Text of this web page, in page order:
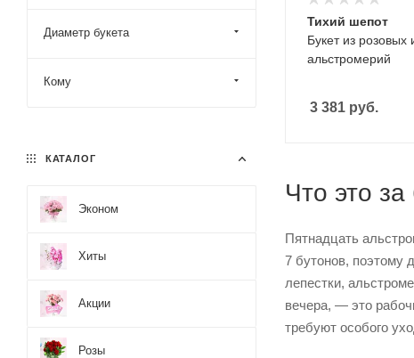
Букет из розовых
альстромерий
Тихий шепот
3 381 руб.
Что это за
Пятнадцать
7 бутонов, поэтому
лепестки,
вечера, — это
требуют особого
КАТАЛОГ
Эконом
Хиты
Акции
Розы
Диаметр букета
Кому